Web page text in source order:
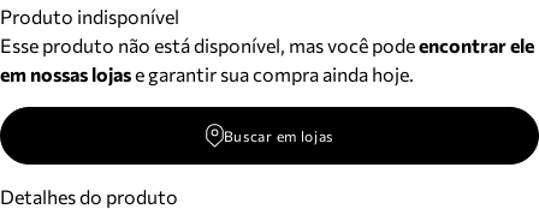
Produto indisponível
Esse produto não está disponível, mas você podeencontrar ele
em nossas lojase garantir sua compra ainda hoje.
Buscar em lojas
Detalhes do produto